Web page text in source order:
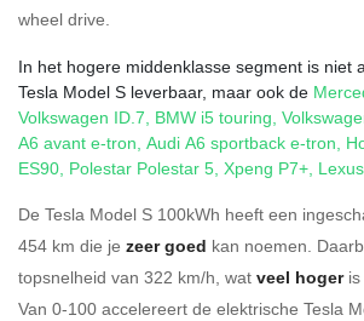
wheel drive.
In het hogere middenklasse segment is niet
Tesla Model S leverbaar, maar ook de
Volkswagen ID.7, BMW i5 touring,
A6 avant e-tron, Audi A6 sportback e-tron,
ES90, Polestar Polestar 5, Xpeng P7+,
De Tesla Model S 100kWh heeft een
454 km die je zeer goed kan noemen.
topsnelheid van 322 km/h, wat veel hogeris
Van 0-100 accelereert de elektrische Tesla